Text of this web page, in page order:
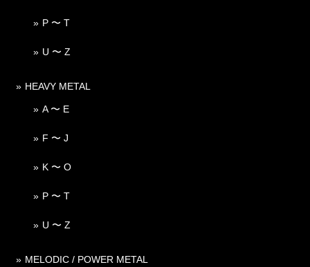
P 〜 T
U 〜 Z
HEAVY METAL
A 〜 E
F 〜 J
K 〜 O
P 〜 T
U 〜 Z
MELODIC / POWER METAL